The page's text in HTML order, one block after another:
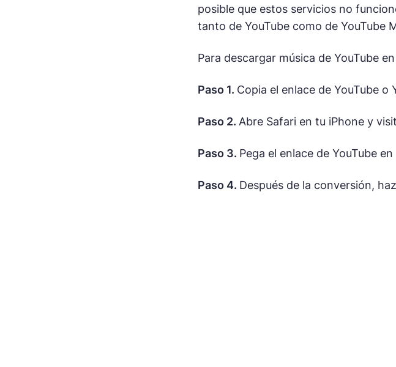
posible que estos servicios no
tanto de YouTube como de YouTube
Para descargar música de YouTube
Paso 1. Copia el enlace de YouTube o
Paso 2. Abre Safari en tu iPhone y
Paso 3. Pega el enlace de YouTube
Paso 4. Después de la conversión,